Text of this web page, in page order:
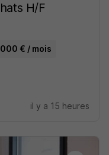
H/F
€ / mois
il y a 15 heures